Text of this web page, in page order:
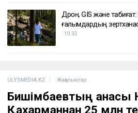
Дрон, GIS және
ғалымдардың
10:32
ULYSMEDIA.KZ Жаңалықтар
Бишімбаевтың анасы
Қахарманнан 25 млн